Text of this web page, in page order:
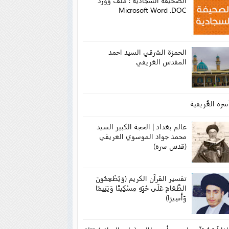
Microsoft Word .DOC
الحمزة الشرقي السيد احمد
المقدس الغريفي
الغُريفية
عالم بغداد | الحجة الكبير السيد
محمد جواد الموسوي الغريفي
(قدس سره)
تفسير القرآن الكريم (وَيُطْعِمُونَ
الطَّعَامَ عَلَى حُبِّهِ مِسْكِينًا وَيَتِيمًا
وَأَسِيرًا)